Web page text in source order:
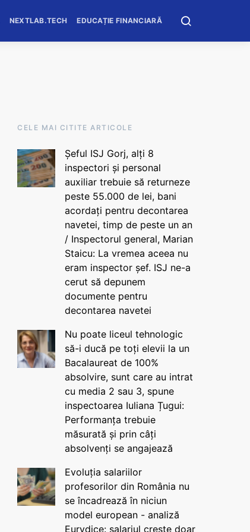
NEXTLAB.TECH EDUCAȚIE FINANCIARĂ
CELE MAI CITITE ARTICOLE
Șeful ISJ Gorj, alți 8
inspectori și personal
auxiliar trebuie să returneze
peste 55.000 de lei, bani
acordați pentru decontarea
navetei, timp de peste un an
/ Inspectorul general, Marian
Staicu: La vremea aceea nu
eram inspector șef. ISJ ne-a
cerut să depunem
documente pentru
decontarea navetei
Nu poate liceul tehnologic
să-i ducă pe toți elevii la un
Bacalaureat de 100%
absolvire, sunt care au intrat
cu media 2 sau 3, spune
inspectoarea Iuliana Țugui:
Performanța trebuie
măsurată și prin câți
absolvenți se angajează
Evoluția salariilor
profesorilor din România nu
se încadrează în niciun
model european - analiză
Eurydice: salariul crește doar